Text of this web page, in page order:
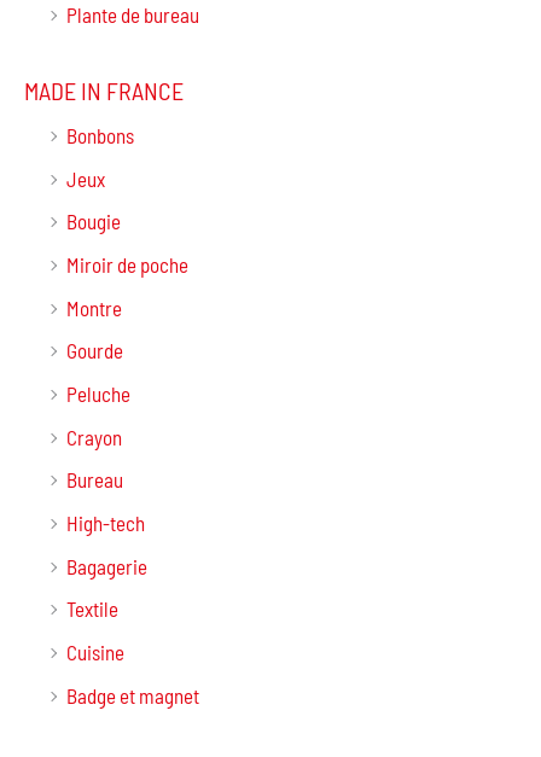
Plante de bureau
MADE IN FRANCE
Bonbons
Jeux
Bougie
Miroir de poche
Montre
Gourde
Peluche
Crayon
Bureau
High-tech
Bagagerie
Textile
Cuisine
Badge et magnet